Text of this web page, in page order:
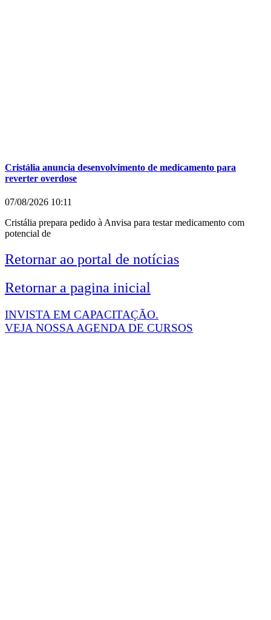
Cristália anuncia desenvolvimento de medicamento para
reverter overdose
07/08/2026 10:11
Cristália prepara pedido à Anvisa para testar medicamento com
potencial de
Retornar ao portal de notícias
Retornar a pagina inicial
INVISTA EM CAPACITAÇÃO.
VEJA NOSSA AGENDA DE CURSOS